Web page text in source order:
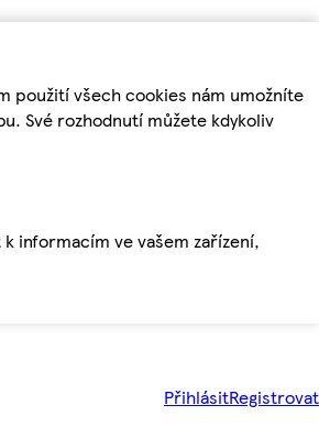
použití všech cookies nám umožníte
Své rozhodnutí můžete kdykoliv
informacím ve vašem zařízení,
PřihlásitRegistrovat